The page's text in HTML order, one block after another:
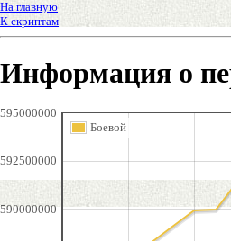
На главную
К скриптам
Информация о
590000000
592500000
595000000
Боевой